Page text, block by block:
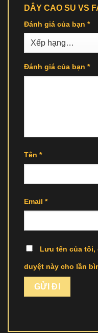
DÂY CAO SU VS
Đánh giá của bạn *
Đánh giá của bạn *
Tên *
Email *
Lưu tên của tôi,
duyệt này cho lần